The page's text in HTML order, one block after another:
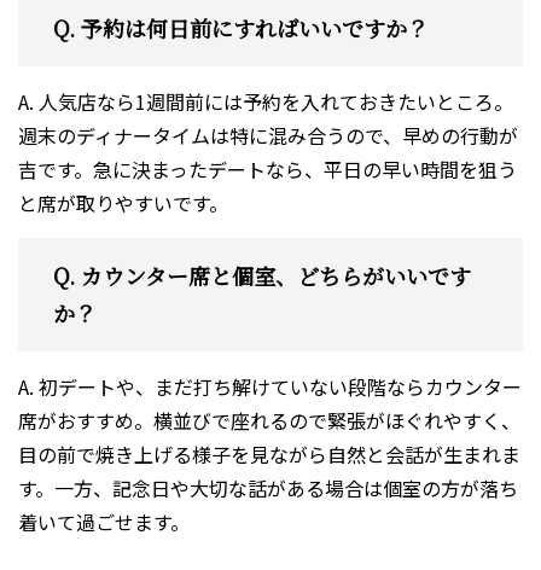
Q. 予約は何日前にすればいいですか？
A. 人気店なら1週間前には予約を入れておきたいところ。
週末のディナータイムは特に混み合うので、早めの行動が
吉です。急に決まったデートなら、平日の早い時間を狙う
と席が取りやすいです。
Q. カウンター席と個室、どちらがいいです
か？
A. 初デートや、まだ打ち解けていない段階ならカウンター
席がおすすめ。横並びで座れるので緊張がほぐれやすく、
目の前で焼き上げる様子を見ながら自然と会話が生まれま
す。一方、記念日や大切な話がある場合は個室の方が落ち
着いて過ごせます。